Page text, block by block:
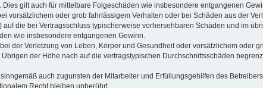
gilt auch für mittelbare Folgeschäden wie insbesondere entgangenen
vorsätzlichem oder grob fahrlässigem Verhalten oder bei Schäden aus der
die bei Vertragsschluss typischerweise vorhersehbaren Schäden und im
wie insbesondere entgangenen Gewinn.
der Verletzung von Leben, Körper und Gesundheit oder vorsätzlichem oder
der Höhe nach auf die vertragstypischen Durchschnittsschäden
auch zugunsten der Mitarbeiter und Erfüllungsgehilfen des Betreibers.
Recht bleiben unberührt.